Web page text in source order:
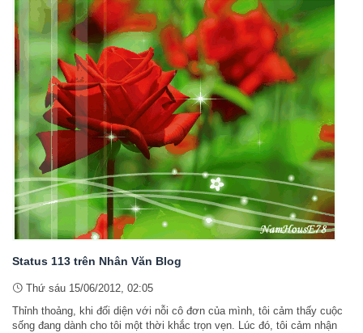
Status 113 trên Nhân Văn Blog
Thứ sáu 15/06/2012, 02:05
Thỉnh thoảng, khi đối diện với nỗi cô đơn của mình, tôi cảm thấy cuộc
sống đang dành cho tôi một thời khắc trọn vẹn. Lúc đó, tôi cảm nhận